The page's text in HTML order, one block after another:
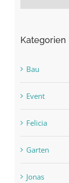
Kategorien
Bau
Event
Felicia
Garten
Jonas